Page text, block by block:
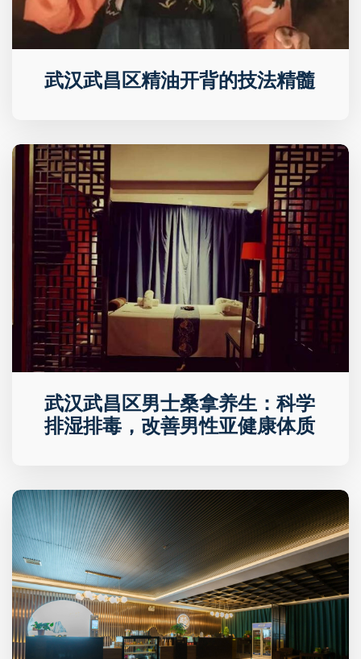
武汉武昌区精油开背的技法精髓
武汉武昌区男士桑拿养生：科学
排湿排毒，改善男性亚健康体质